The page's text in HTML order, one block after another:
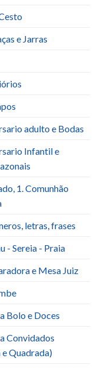
e Jarras
adulto e Bodas
Infantil e
1. Comunhão
letras, frases
- Sereia - Praia
e Mesa Juiz
Bolo e Doces
Convidados
e Quadrada)
Sup. Laca Espelhada und